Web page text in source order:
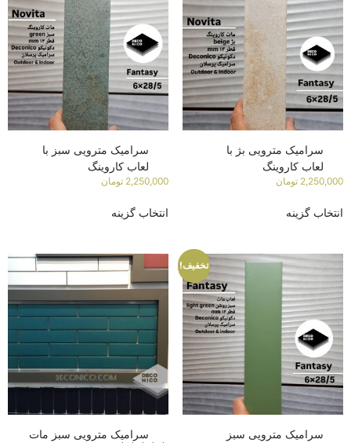
سرامیک مترویی بژ با
لعاب کاروینگ
2,250,000 تومان
انتخاب گزینه
سرامیک مترویی سبز با
لعاب کاروینگ
2,250,000 تومان
انتخاب گزینه
تخفیف!
سرامیک مترویی سبز
سرامیک مترویی سبز مات